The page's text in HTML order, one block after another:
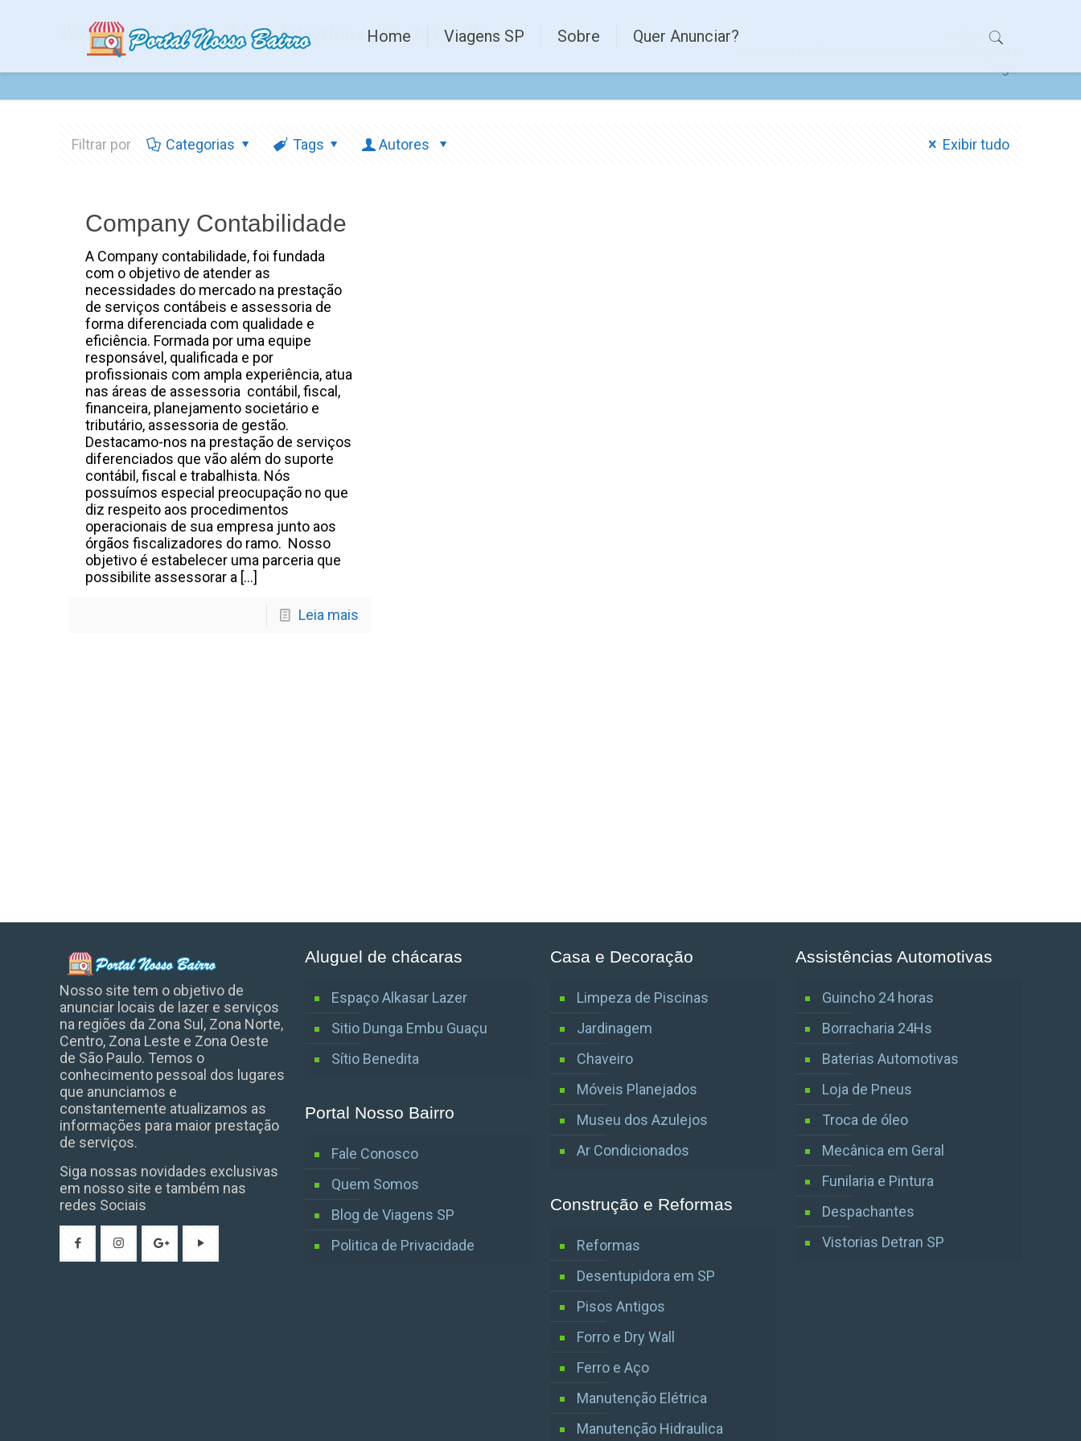
Home Viagens SP Sobre Quer Anunciar?
Serviços de Apoio Administrativos (Contas a Pagar
Filtrar por Categorias Tags Autores Exibir tudo
Company Contabilidade
A Company contabilidade, foi fundada
com o objetivo de atender as
necessidades do mercado na prestação
de serviços contábeis e assessoria de
forma diferenciada com qualidade e
eficiência. Formada por uma equipe
responsável, qualificada e por
profissionais com ampla experiência, atua
nas áreas de assessoria contábil, fiscal,
financeira, planejamento societário e
tributário, assessoria de gestão.
Destacamo-nos na prestação de serviços
diferenciados que vão além do suporte
contábil, fiscal e trabalhista. Nós
possuímos especial preocupação no que
diz respeito aos procedimentos
operacionais de sua empresa junto aos
órgãos fiscalizadores do ramo. Nosso
objetivo é estabelecer uma parceria que
possibilite assessorar a […]
Leia mais
Nosso site tem o objetivo de
anunciar locais de lazer e serviços
na regiões da Zona Sul, Zona Norte,
Centro, Zona Leste e Zona Oeste
de São Paulo. Temos o
conhecimento pessoal dos lugares
que anunciamos e
constantemente atualizamos as
informações para maior prestação
de serviços.
Siga nossas novidades exclusivas
em nosso site e também nas
redes Sociais
Aluguel de chácaras
Espaço Alkasar Lazer
Sitio Dunga Embu Guaçu
Sítio Benedita
Portal Nosso Bairro
Fale Conosco
Quem Somos
Blog de Viagens SP
Politica de Privacidade
Casa e Decoração
Limpeza de Piscinas
Jardinagem
Chaveiro
Móveis Planejados
Museu dos Azulejos
Ar Condicionados
Construção e Reformas
Reformas
Desentupidora em SP
Pisos Antigos
Forro e Dry Wall
Ferro e Aço
Manutenção Elétrica
Manutenção Hidraulica
Assistências Automotivas
Guincho 24 horas
Borracharia 24Hs
Baterias Automotivas
Loja de Pneus
Troca de óleo
Mecânica em Geral
Funilaria e Pintura
Despachantes
Vistorias Detran SP